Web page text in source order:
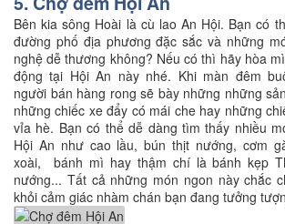
Bên kia sông Hoài là cù lao An Hội. Bạn có
đường phố địa phương đặc sắc và những
nghệ dễ thương không? Nếu có thì hãy hòa
động tại Hội An này nhé. Khi màn đêm
người bán hàng rong sẽ bày những những
những chiếc xe đẩy có mái che hay những
vỉa hè. Bạn có thể dễ dàng tìm thấy nhiều
Hội An như cao lầu, bún thịt nướng, cơm
xoài, bánh mì hay thậm chí là bánh kẹp
nướng... Tất cả những món ngon này chắc
khỏi cảm giác nhàm chán bạn đang tưởng